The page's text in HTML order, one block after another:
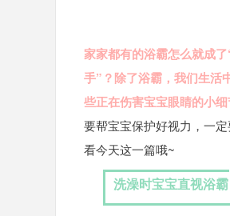
家家都有的浴霸怎么就成
手”？除了浴霸，我们生活
些正在伤害宝宝眼睛的小细
要帮宝宝保护好视力，一
看今天这一篇哦~
洗澡时宝宝直视浴霸